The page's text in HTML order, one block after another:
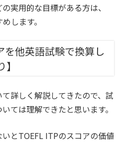
実用的な目標がある方は、
します。
を他英語試験で換算し
詳しく解説してきたので、試
ては理解できたと思います。
とTOEFL ITPのスコアの価値